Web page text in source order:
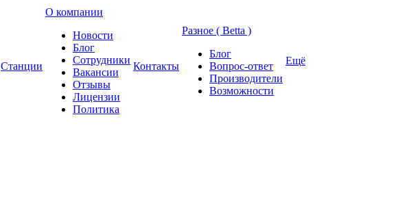
Станции
О компании
Новости
Блог
Сотрудники
Вакансии
Отзывы
Лицензии
Политика
Контакты
Разное ( Betta )
Блог
Вопрос-ответ
Производители
Возможности
Ещё